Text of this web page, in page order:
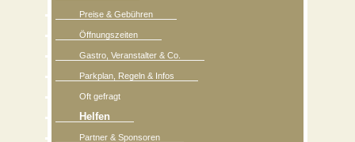
Preise & Gebühren
Öffnungszeiten
Gastro, Veranstalter & Co.
Parkplan, Regeln & Infos
Oft gefragt
Helfen
Partner & Sponsoren